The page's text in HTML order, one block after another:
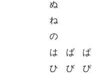
ぬ
ね
の
は
ば
ぱ
ひ
び
ぴ